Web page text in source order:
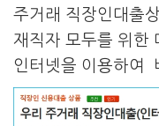
주거래 직장인대출
재직자 모두를 위한
인터넷을 이용하여